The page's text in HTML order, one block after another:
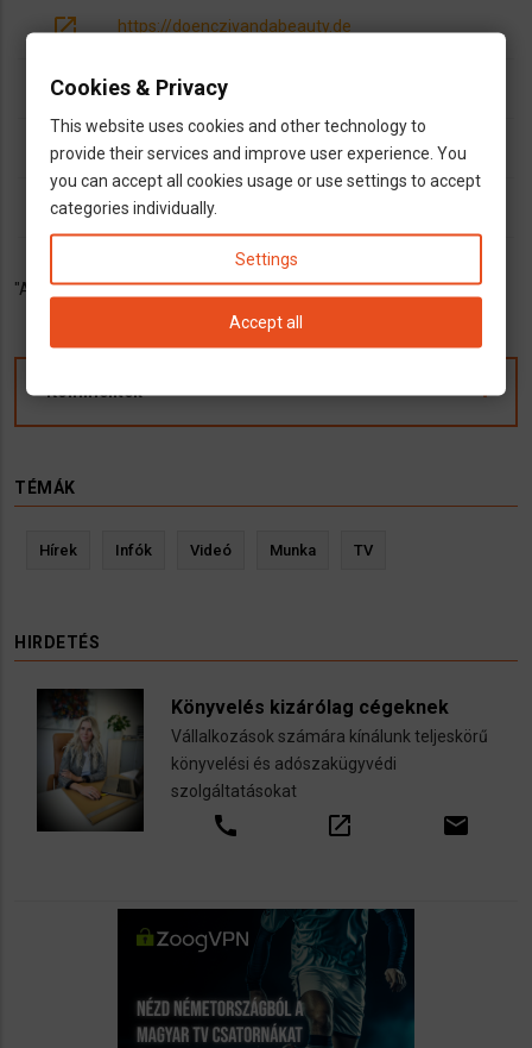
open_in_new https://doenczivandabeauty.de
info Facebook- Diva Beauty
dns Kozmetikus
outlined_flag Bayern
"A szépség és a nőiesség kortalan. " Marilyn Monroe
Kommentek
TÉMÁK
Hírek Infók Videó Munka TV
HIRDETÉS
Könyvelés kizárólag cégeknek
Vállalkozások számára kínálunk teljeskörű
könyvelési és adószakügyvédi
szolgáltatásokat
call open_in_new email
Cookies & Privacy
This website uses cookies and other technology to
provide their services and improve user experience. You
you can accept all cookies usage or use settings to accept
categories individually.
Settings
Accept all